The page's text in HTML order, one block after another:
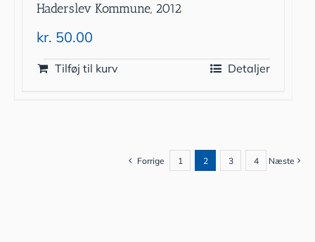
Haderslev Kommune, 2012
kr. 50.00
Tilføj til kurv Detaljer
Forrige 1 2 3 4 Næste